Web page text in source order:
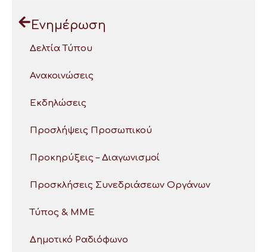
Ενημέρωση
Δελτία Τύπου
Ανακοινώσεις
Εκδηλώσεις
Προσλήψεις Προσωπικού
Προκηρύξεις – Διαγωνισμοί
Προσκλήσεις Συνεδριάσεων Οργάνων
Τύπος & ΜΜΕ
Δημοτικό Ραδιόφωνο